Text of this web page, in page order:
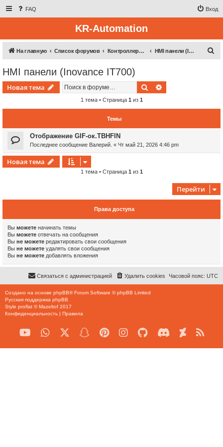
FAQ Вход
KR-Automation
На главную Список форумов Контроллерная техника HMI панели (Inovance IT700)
HMI панели (Inovance IT700)
Новая тема Поиск
1 тема • Страница 1 из 1
Темы
Отображение GIF-ок.TBHFIN
Последнее сообщение Валерий. « Чт май 21, 2026 4:46 pm
Новая тема
1 тема • Страница 1 из 1
Перейти
Права доступа
Вы можете начинать темы
Вы можете отвечать на сообщения
Вы не можете редактировать свои сообщения
Вы не можете удалять свои сообщения
Вы не можете добавлять вложения
Часовой пояс: UTC
Удалить cookies
Связаться с администрацией
Создано на основе phpBB® Forum Software © phpBB Limited
Русская поддержка phpBB
Style proflat ©Mazeltof 2017
Конфиденциальность | Правила